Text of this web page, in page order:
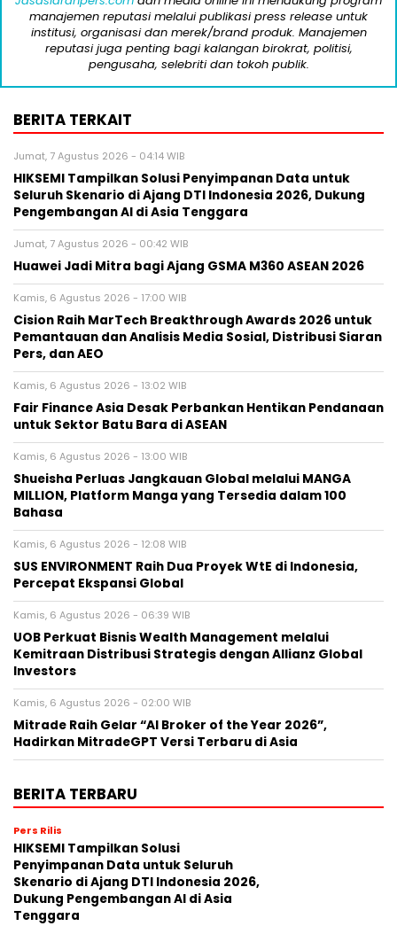
manajemen reputasi melalui publikasi press release untuk
institusi, organisasi dan merek/brand produk. Manajemen
reputasi juga penting bagi kalangan birokrat, politisi,
pengusaha, selebriti dan tokoh publik.
BERITA TERKAIT
Jumat, 7 Agustus 2026 - 04:14 WIB
HIKSEMI Tampilkan Solusi Penyimpanan Data untuk
Seluruh Skenario di Ajang DTI Indonesia 2026, Dukung
Pengembangan AI di Asia Tenggara
Jumat, 7 Agustus 2026 - 00:42 WIB
Huawei Jadi Mitra bagi Ajang GSMA M360 ASEAN 2026
Kamis, 6 Agustus 2026 - 17:00 WIB
Cision Raih MarTech Breakthrough Awards 2026 untuk
Pemantauan dan Analisis Media Sosial, Distribusi Siaran
Pers, dan AEO
Kamis, 6 Agustus 2026 - 13:02 WIB
Fair Finance Asia Desak Perbankan Hentikan Pendanaan
untuk Sektor Batu Bara di ASEAN
Kamis, 6 Agustus 2026 - 13:00 WIB
Shueisha Perluas Jangkauan Global melalui MANGA
MILLION, Platform Manga yang Tersedia dalam 100
Bahasa
Kamis, 6 Agustus 2026 - 12:08 WIB
SUS ENVIRONMENT Raih Dua Proyek WtE di Indonesia,
Percepat Ekspansi Global
Kamis, 6 Agustus 2026 - 06:39 WIB
UOB Perkuat Bisnis Wealth Management melalui
Kemitraan Distribusi Strategis dengan Allianz Global
Investors
Kamis, 6 Agustus 2026 - 02:00 WIB
Mitrade Raih Gelar “AI Broker of the Year 2026”,
Hadirkan MitradeGPT Versi Terbaru di Asia
BERITA TERBARU
Pers Rilis
HIKSEMI Tampilkan Solusi
Penyimpanan Data untuk Seluruh
Skenario di Ajang DTI Indonesia 2026,
Dukung Pengembangan AI di Asia
Tenggara